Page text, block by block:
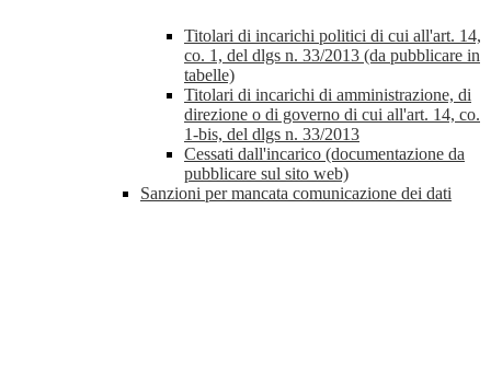
Titolari di incarichi politici di cui all'art. 14,
co. 1, del dlgs n. 33/2013 (da pubblicare in
tabelle)
Titolari di incarichi di amministrazione, di
direzione o di governo di cui all'art. 14, co.
1-bis, del dlgs n. 33/2013
Cessati dall'incarico (documentazione da
pubblicare sul sito web)
Sanzioni per mancata comunicazione dei dati